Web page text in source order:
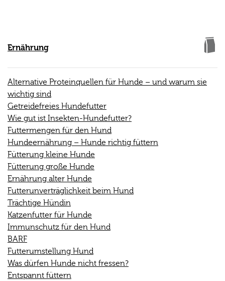
Ernährung
Alternative Proteinquellen für Hunde – und warum sie
wichtig sind
Getreidefreies Hundefutter
Wie gut ist Insekten-Hundefutter?
Futtermengen für den Hund
Hundeernährung – Hunde richtig füttern
Fütterung kleine Hunde
Fütterung große Hunde
Ernährung alter Hunde
Futterunverträglichkeit beim Hund
Trächtige Hündin
Katzenfutter für Hunde
Immunschutz für den Hund
BARF
Futterumstellung Hund
Was dürfen Hunde nicht fressen?
Entspannt füttern